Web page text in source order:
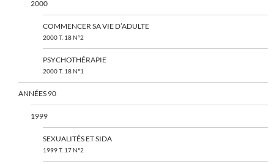
2000
COMMENCER SA VIE D’ADULTE
2000 T. 18 N°2
PSYCHOTHÉRAPIE
2000 T. 18 N°1
ANNÉES 90
1999
SEXUALITÉS ET SIDA
1999 T. 17 N°2